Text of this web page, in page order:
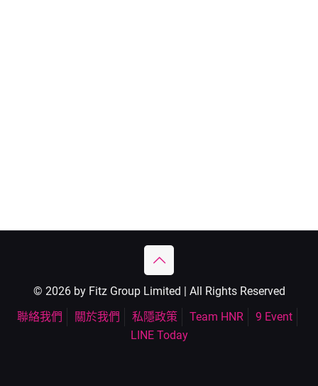
© 2026 by Fitz Group Limited | All Rights Reserved
聯絡我們
關於我們 私隱政策 Team HNR
9 Event
LINE Today